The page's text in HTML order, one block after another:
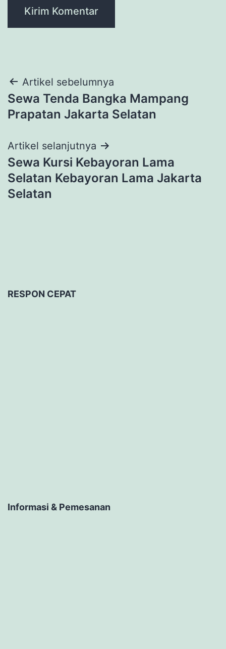
Navigasi
pos
Artikel sebelumnya
Sewa Tenda Bangka Mampang
Prapatan Jakarta Selatan
Artikel selanjutnya
Sewa Kursi Kebayoran Lama
Selatan Kebayoran Lama Jakarta
Selatan
RESPON CEPAT
Informasi & Pemesanan